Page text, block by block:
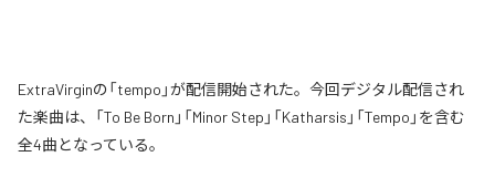
ExtraVirginの「tempo」が配信開始された。今回デジタル配信され
た楽曲は、「To Be Born」「Minor Step」「Katharsis」「Tempo」を含む
全4曲となっている。